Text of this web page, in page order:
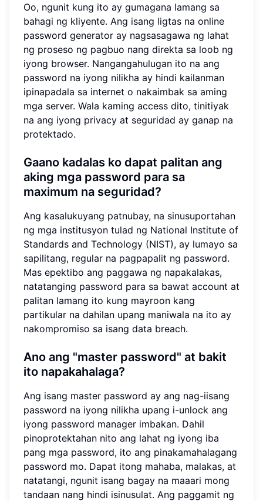
Oo, ngunit kung ito ay gumagana lamang sa
bahagi ng kliyente. Ang isang ligtas na online
password generator ay nagsasagawa ng lahat
ng proseso ng pagbuo nang direkta sa loob ng
iyong browser. Nangangahulugan ito na ang
password na iyong nilikha ay hindi kailanman
ipinapadala sa internet o nakaimbak sa aming
mga server. Wala kaming access dito, tinitiyak
na ang iyong privacy at seguridad ay ganap na
protektado.
Gaano kadalas ko dapat palitan ang
aking mga password para sa
maximum na seguridad?
Ang kasalukuyang patnubay, na sinusuportahan
ng mga institusyon tulad ng National Institute of
Standards and Technology (NIST), ay lumayo sa
sapilitang, regular na pagpapalit ng password.
Mas epektibo ang paggawa ng napakalakas,
natatanging password para sa bawat account at
palitan lamang ito kung mayroon kang
partikular na dahilan upang maniwala na ito ay
nakompromiso sa isang data breach.
Ano ang "master password" at bakit
ito napakahalaga?
Ang isang master password ay ang nag-iisang
password na iyong nilikha upang i-unlock ang
iyong password manager imbakan. Dahil
pinoprotektahan nito ang lahat ng iyong iba
pang mga password, ito ang pinakamahalagang
password mo. Dapat itong mahaba, malakas, at
natatangi, ngunit isang bagay na maaari mong
tandaan nang hindi isinusulat. Ang paggamit ng